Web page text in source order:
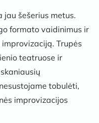
jau šešerius metus.
formato vaidinimus ir
Trupės
teatruose ir
tobulėti,
improvizacijos